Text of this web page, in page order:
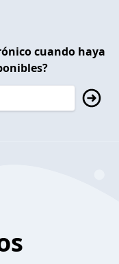
cuando haya